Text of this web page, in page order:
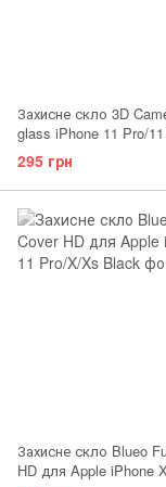
Захисне скло 3D
glass iPhone 11 Pro/
Max/12 Pro Graphite
295 грн
Захисне скло Blueo
HD для Apple iPhone